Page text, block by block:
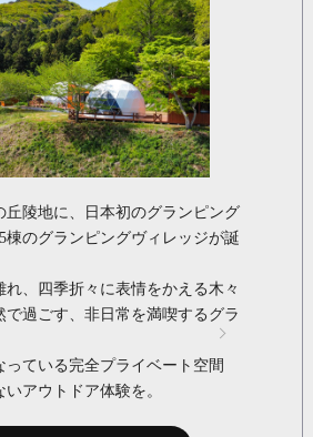
丘陵地に、日本初のグランピング
棟のグランピングヴィレッジが誕
れ、四季折々に表情をかえる木々
で過ごす、非日常を満喫するグラ
っている完全プライベート空間
アウトドア体験を。